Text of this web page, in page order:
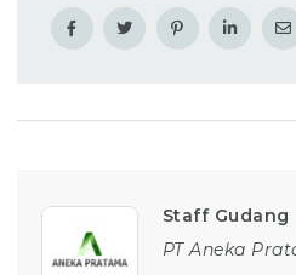
Staff Gudang
PT Aneka